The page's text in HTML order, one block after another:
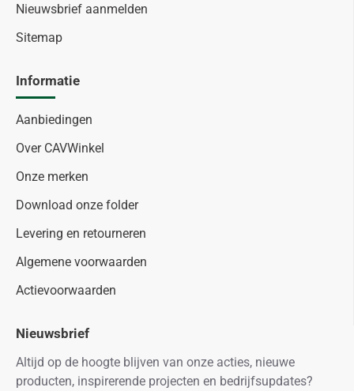
Nieuwsbrief aanmelden
Sitemap
Informatie
Aanbiedingen
Over CAVWinkel
Onze merken
Download onze folder
Levering en retourneren
Algemene voorwaarden
Actievoorwaarden
Nieuwsbrief
Altijd op de hoogte blijven van onze acties, nieuwe
producten, inspirerende projecten en bedrijfsupdates?